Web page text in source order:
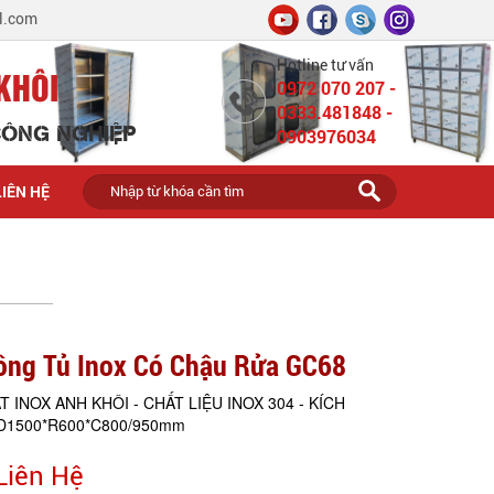
NGHIỆP
Hotline tư vấn
0972 070 207 -
0333.481848 -
0903976034
HỆ
Tủ Inox Có Chậu Rửa GC68
INOX ANH KHÔI - CHẤT LIỆU INOX 304 - KÍCH
950mm
Hệ